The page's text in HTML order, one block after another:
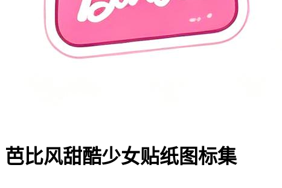
芭比风甜酷少女贴纸图标集